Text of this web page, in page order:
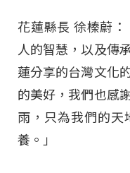
花蓮縣長 徐榛蔚
人的智慧，以及傳
蓮分享的台灣文化
的美好，我們也感
雨，只為我們的天
養。」